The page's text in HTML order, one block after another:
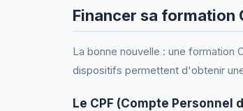
Financer sa formation
La bonne nouvelle : une formation
dispositifs permettent d'obtenir
Le CPF (Compte Personnel